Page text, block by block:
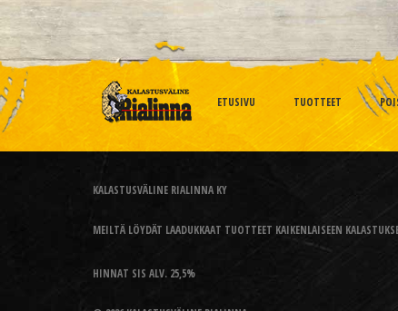
ETUSIVU TUOTTEET
KALASTUSVÄLINE RIALINNA KY
MEILTÄ LÖYDÄT LAADUKKAAT TUOTTEET KAIKENLAISEEN
HINNAT SIS ALV. 25,5%